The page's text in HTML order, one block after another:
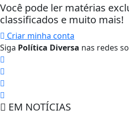
Você pode ler matérias
classificados e muito mais!
Criar minha conta
Siga Política Diversa nas redes
EM NOTÍCIAS